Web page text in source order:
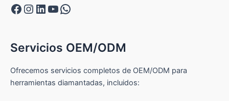
Facebook
Instagram
LinkedIn
YouTube
WhatsApp
Servicios OEM/ODM
Ofrecemos servicios completos de OEM/ODM para
herramientas diamantadas, incluidos: